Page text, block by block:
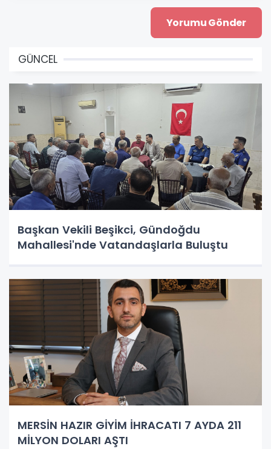
GÜNCEL
Başkan Vekili Beşikci, Gündoğdu
Mahallesi'nde Vatandaşlarla Buluştu
MERSİN HAZIR GİYİM İHRACATI 7 AYDA 211
MİLYON DOLARI AŞTI